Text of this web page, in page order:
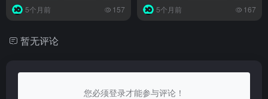
5个月前 157 5个月前 167
暂无评论
您必须登录才能参与评论！